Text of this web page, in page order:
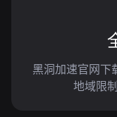
黑洞加速官网
地域限